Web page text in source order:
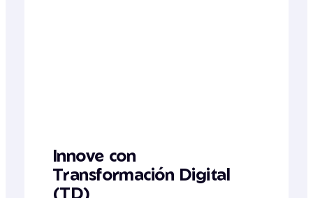
Innove con
Transformación Digital
(TD)